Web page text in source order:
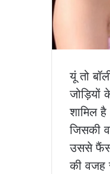
यूं तो
जोड़ियों
शामिल
जिसकी
उससे फैंस
की वजह